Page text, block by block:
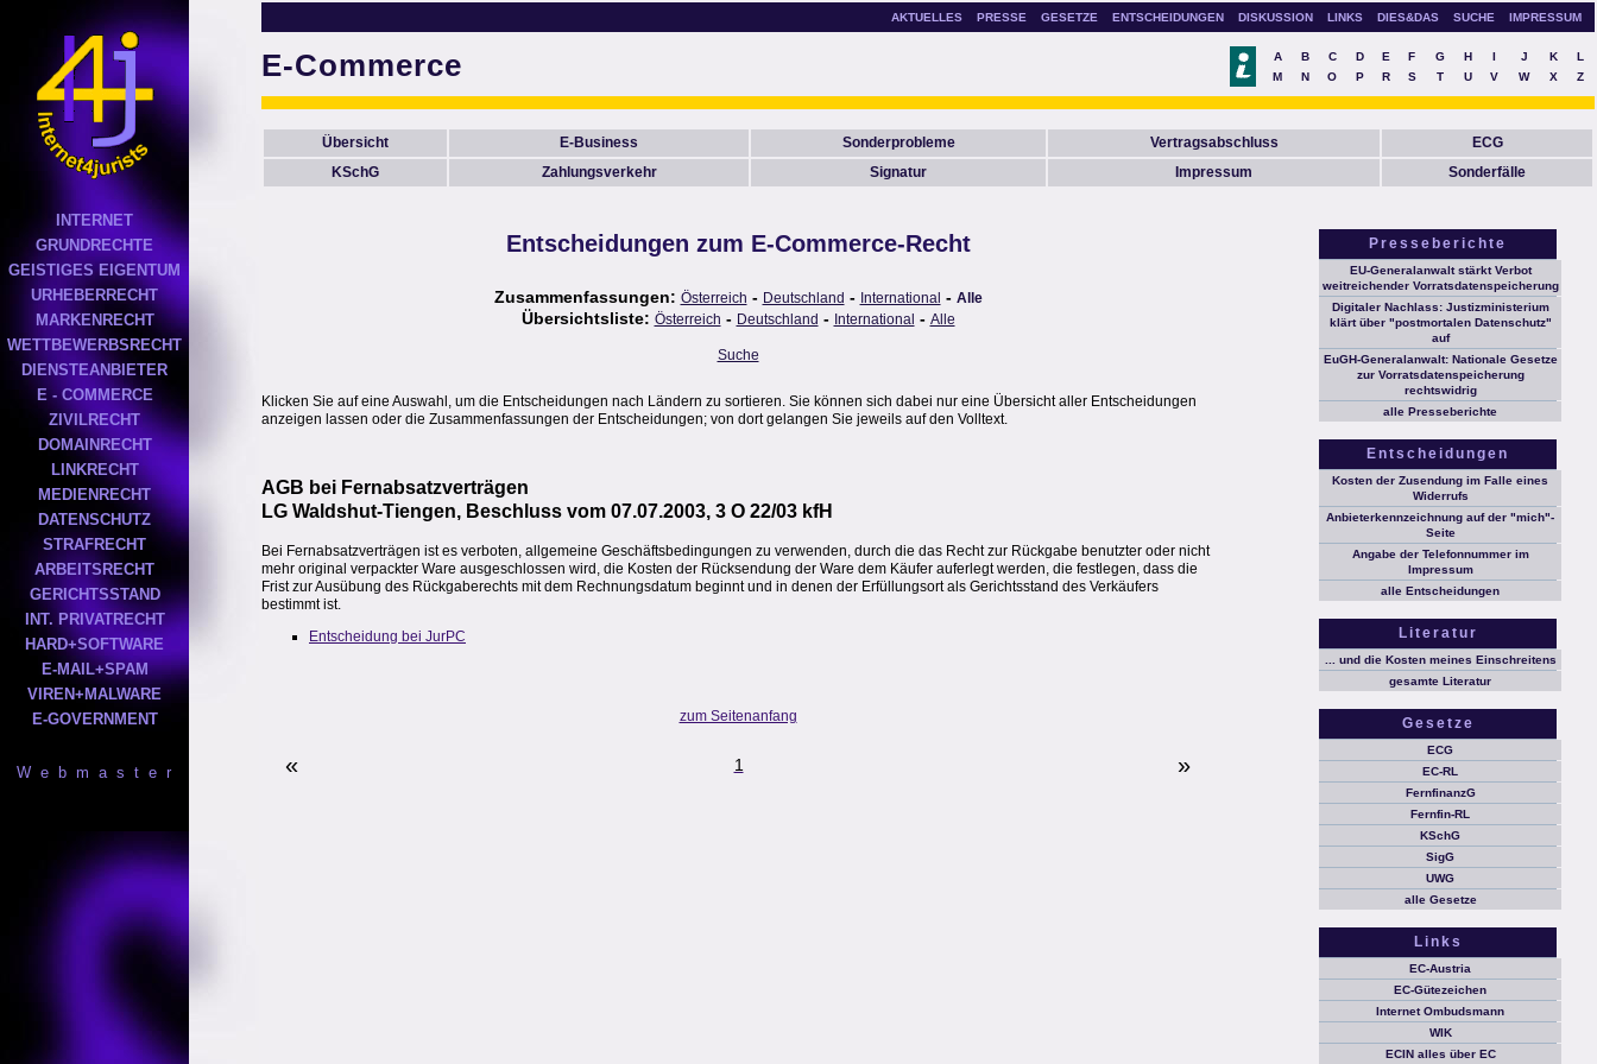
INTERNET
GRUNDRECHTE
GEISTIGES EIGENTUM
URHEBERRECHT
MARKENRECHT
WETTBEWERBSRECHT
DIENSTEANBIETER
E - COMMERCE
ZIVILRECHT
DOMAINRECHT
LINKRECHT
MEDIENRECHT
DATENSCHUTZ
STRAFRECHT
ARBEITSRECHT
GERICHTSSTAND
INT. PRIVATRECHT
HARD+SOFTWARE
E-MAIL+SPAM
VIREN+MALWARE
E-GOVERNMENT
W e b m a s t e r
AKTUELLES PRESSE GESETZE ENTSCHEIDUNGEN DISKUSSION LINKS DIES&DAS SUCHE IMPRESSUM
E-Commerce A B C D E F G H I J K
L
M
N O P R S T U V W X Z
Übersicht E-Business Sonderprobleme Vertragsabschluss
ECG
KSchG
Zahlungsverkehr Signatur Impressum Sonderfälle
Entscheidungen zum E-Commerce-Recht
Zusammenfassungen: Österreich - Deutschland - International - Alle
Übersichtsliste: Österreich - Deutschland - International - Alle
Suche
Klicken Sie auf eine Auswahl, um die Entscheidungen nach Ländern zu sortieren. Sie können sich dabei nur eine Übersicht aller Entscheidungen
anzeigen lassen oder die Zusammenfassungen der Entscheidungen; von dort gelangen Sie jeweils auf den Volltext.
AGB bei Fernabsatzverträgen
LG Waldshut-Tiengen, Beschluss vom 07.07.2003, 3 O 22/03 kfH
Bei Fernabsatzverträgen ist es verboten, allgemeine Geschäftsbedingungen zu verwenden, durch die das Recht zur Rückgabe benutzter oder nicht
mehr original verpackter Ware ausgeschlossen wird, die Kosten der Rücksendung der Ware dem Käufer auferlegt werden, die festlegen, dass die
Frist zur Ausübung des Rückgaberechts mit dem Rechnungsdatum beginnt und in denen der Erfüllungsort als Gerichtsstand des Verkäufers
bestimmt ist.
Entscheidung bei JurPC
zum Seitenanfang
« 1 »
Presseberichte
EU-Generalanwalt stärkt Verbot
weitreichender Vorratsdatenspeicherung
Digitaler Nachlass: Justizministerium
klärt über "postmortalen Datenschutz"
auf
EuGH-Generalanwalt: Nationale Gesetze
zur Vorratsdatenspeicherung
rechtswidrig
alle Presseberichte
Entscheidungen
Kosten der Zusendung im Falle eines
Widerrufs
Anbieterkennzeichnung auf der "mich"-
Seite
Angabe der Telefonnummer im
Impressum
alle Entscheidungen
Literatur
... und die Kosten meines Einschreitens
gesamte Literatur
Gesetze
ECG
EC-RL
FernfinanzG
Fernfin-RL
KSchG
SigG
UWG
alle Gesetze
Links
EC-Austria
EC-Gütezeichen
Internet Ombudsmann
WIK
ECIN alles über EC